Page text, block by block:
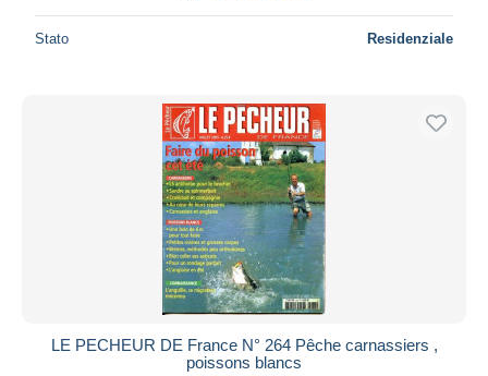
Stato Residenziale
LE PECHEUR DE France N° 264 Pêche carnassiers ,
poissons blancs